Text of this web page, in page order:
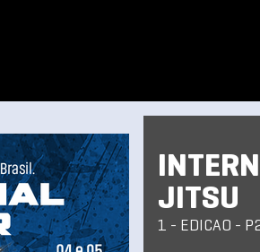
JITSU
1 - EDICAO -